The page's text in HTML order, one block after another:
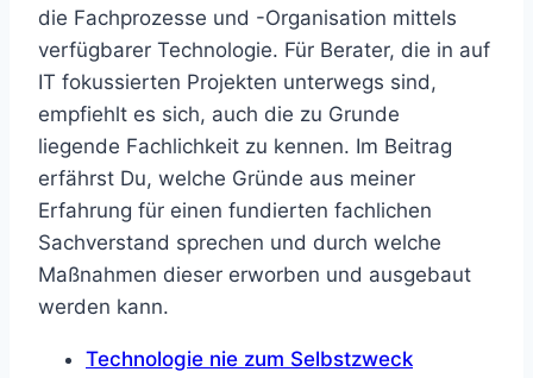
die Fachprozesse und -Organisation mittels
verfügbarer Technologie. Für Berater, die in auf
IT fokussierten Projekten unterwegs sind,
empfiehlt es sich, auch die zu Grunde
liegende Fachlichkeit zu kennen. Im Beitrag
erfährst Du, welche Gründe aus meiner
Erfahrung für einen fundierten fachlichen
Sachverstand sprechen und durch welche
Maßnahmen dieser erworben und ausgebaut
werden kann.
Technologie nie zum Selbstzweck